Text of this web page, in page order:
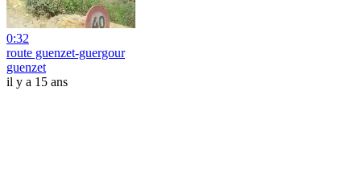
0:32
route guenzet-guergour
guenzet
il y a 15 ans